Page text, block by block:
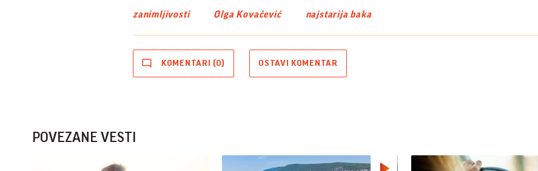
zanimljivosti Olga Kovačević najstarija baka
KOMENTARI (0) OSTAVI KOMENTAR
POVEZANE VESTI